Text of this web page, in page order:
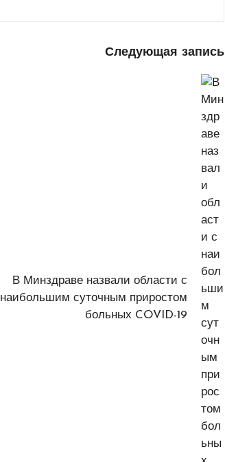
Следующая запись
В Минздраве назвали области с
наибольшим суточным приростом
больных COVID-19